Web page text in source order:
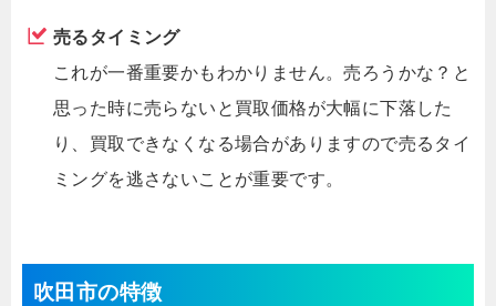
売るタイミング
これが一番重要かもわかりません。売ろうかな？と
思った時に売らないと買取価格が大幅に下落した
り、買取できなくなる場合がありますので売るタイ
ミングを逃さないことが重要です。
吹田市の特徴